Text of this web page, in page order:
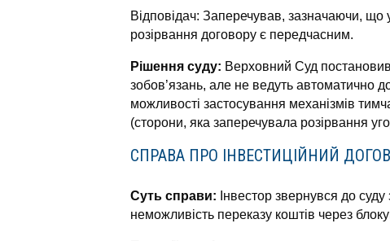
Відповідач: Заперечував, зазначаючи, що
розірвання договору є передчасним.
Рішення суду: Верховний Суд
зобов’язань, але не ведуть автоматично
можливості застосування механізмів
(сторони, яка заперечувала розірвання
СПРАВА ПРО ІНВЕСТИЦІЙНИЙ
Суть справи: Інвестор звернувся до
неможливість переказу коштів через